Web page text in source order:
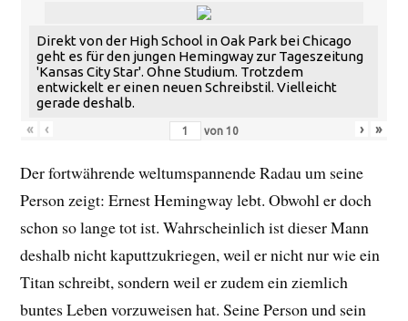
Direkt von der High School in Oak Park bei Chicago
geht es für den jungen Hemingway zur Tageszeitung
'Kansas City Star'. Ohne Studium. Trotzdem
entwickelt er einen neuen Schreibstil. Vielleicht
gerade deshalb.
«
‹ von 10 › »
Der fortwährende weltumspannende Radau um seine
Person zeigt: Ernest Hemingway lebt. Obwohl er doch
schon so lange tot ist. Wahrscheinlich ist dieser Mann
deshalb nicht kaputtzukriegen, weil er nicht nur wie ein
Titan schreibt, sondern weil er zudem ein ziemlich
buntes Leben vorzuweisen hat. Seine Person und sein